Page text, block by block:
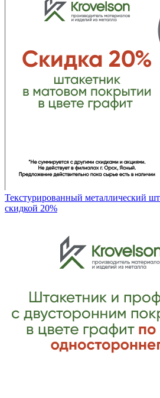
Текстурированный металлический
скидкой 20%